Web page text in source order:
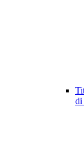
di